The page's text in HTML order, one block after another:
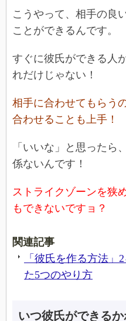
こうやって、相手の良
ことができるんです。
すぐに彼氏ができる人
れだけじゃない！
相手に合わせてもらう
合わせることも上手！
「いいな」と思ったら
係ないんです！
ストライクゾーンを狭
もできないですョ？
関連記事
「彼氏を作る方法」
た5つのやり方
いつ彼氏ができる